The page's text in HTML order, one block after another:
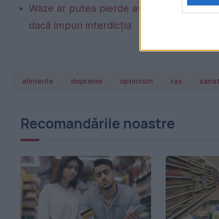
Waze ar putea pierde avertizările
dacă impun interdicția
alimente depresie optimism ras
Recomandările noastre